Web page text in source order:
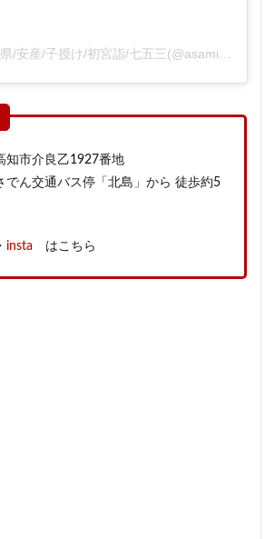
知市介良乙1927番地
でん交通バス停「北島」から 徒歩約5
・ insta はこちら